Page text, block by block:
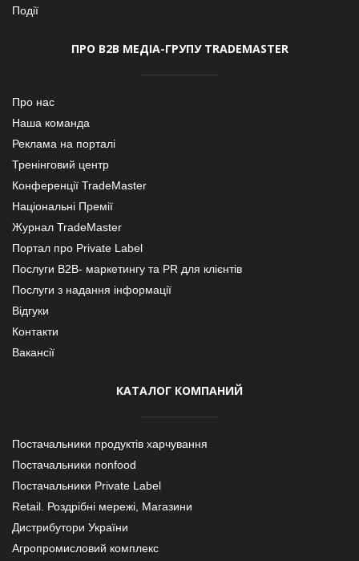
Події
ПРО В2В МЕДІА-ГРУПУ TRADEMASTER
Про нас
Наша команда
Реклама на порталі
Тренінговий центр
Конференції TradeMaster
Національні Премії
Журнал TradeMaster
Портал про Private Label
Послуги В2В- маркетингу та PR для клієнтів
Послуги з надання інформації
Відгуки
Контакти
Вакансії
КАТАЛОГ КОМПАНИЙ
Постачальники продуктів харчування
Постачальники nonfood
Постачальники Private Label
Retail. Роздрібні мережі, Магазини
Дистрибутори України
Агропромисловий комплекс